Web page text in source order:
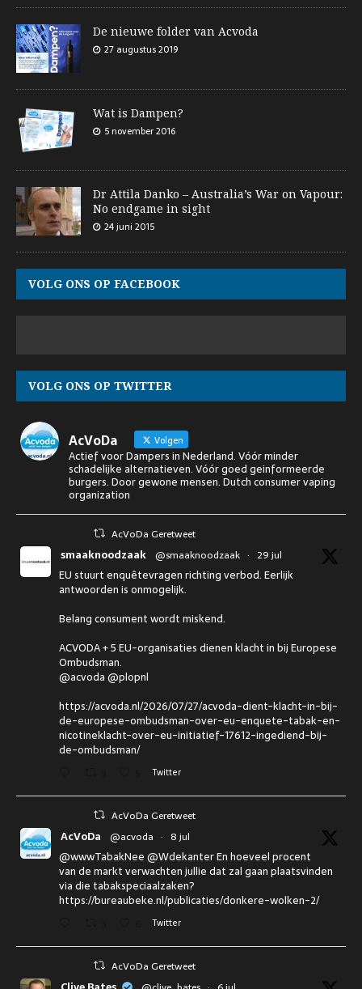
De nieuwe folder van Acvoda
27 augustus 2019
Wat is Dampen?
5 november 2016
Dr Attila Danko – Australia’s War on Vapour:
No endgame in sight
24 juni 2015
VOLG ONS OP FACEBOOK
VOLG ONS OP TWITTER
AcVoDa Volgen
Actief voor Dampers in Nederland. Vóór minder
schadelijke alternatieven. Vóór goed geinformeerde
burgers. Door gewone mensen. Dutch consumer vaping
organization
AcVoDa Geretweet
smaaknoodzaak @smaaknoodzaak · 29 jul
EU stuurt enquêtevragen richting verbod. Eerlijk
antwoorden is onmogelijk.
Belang consument wordt miskend.
ACVODA + 5 EU-organisaties dienen klacht in bij Europese
Ombudsman.
@acvoda @plopnl
https://acvoda.nl/2026/07/27/acvoda-dient-klacht-in-bij-
de-europese-ombudsman-over-eu-enquete-tabak-en-
nicotineklacht-over-eu-initiatief-17612-ingediend-bij-
de-ombudsman/
Twitter
AcVoDa Geretweet
AcVoDa @acvoda · 8 jul
@wwwTabakNee @Wdekanter En hoeveel procent
van de markt verwachten jullie dat zal gaan plaatsvinden
via die tabakspeciaalzaken?
https://bureaubeke.nl/publicaties/donkere-wolken-2/
Twitter
AcVoDa Geretweet